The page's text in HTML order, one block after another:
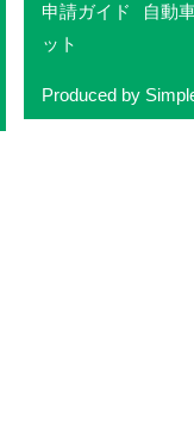
申請ガイド 自動
ット
Produced by